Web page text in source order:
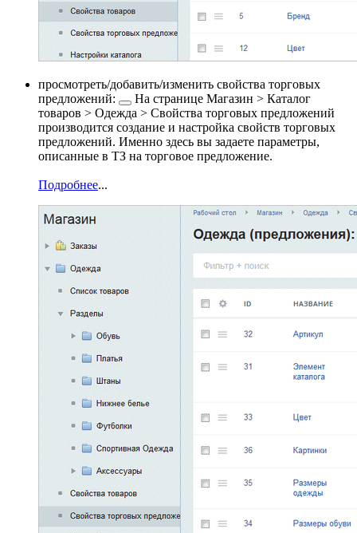
просмотреть/добавить/изменить свойства торговых
предложений:
На странице Магазин > Каталог
товаров > Одежда > Свойства торговых предложений
производится создание и настройка свойств торговых
предложений. Именно здесь вы задаете параметры,
описанные в ТЗ на торговое предложение.
Подробнее...